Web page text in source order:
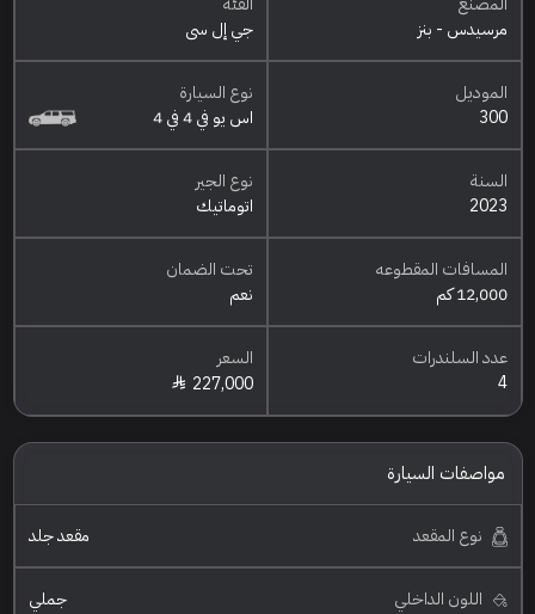
مرسيدس - بنز
جي إل سي
الموديل
300
نوع السيارة
اس يو في 4 في 4
السنة
2023
نوع الجير
اتوماتيك
المسافات المقطوعه
12,000 كم
تحت الضمان
نعم
عدد السلندرات
4
السعر
227,000
مواصفات السيارة
نوع المقعد مقعد جلد
اللون الداخلي جملي